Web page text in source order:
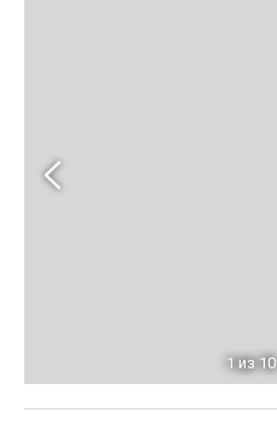
1 из 10